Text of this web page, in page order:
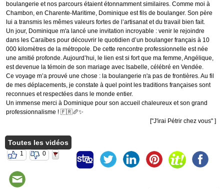
boulangerie et nos parcours étaient étonnamment similaires. Comme moi à
Chambon, en Charente-Maritime, Dominique est fils de boulanger. Son père
lui a transmis les mêmes valeurs fortes de l’artisanat et du travail bien fait.
​Un jour, Dominique m'a lancé une invitation incroyable : venir le rejoindre
dans les Caraïbes pour découvrir le quotidien d’un boulanger français à 10
000 kilomètres de la métropole. De cette rencontre professionnelle est née
une amitié profonde. Aujourd’hui, le lien est si fort que ma femme, Angélique,
est devenue la témoin de son mariage avec Isabelle, célébré en Vendée.
​Ce voyage m’a prouvé une chose : la boulangerie n'a pas de frontières. Au fil
de mes déplacements, je constate à quel point les traditions françaises sont
reconnues et respectées dans le monde entier.
​Un immense merci à Dominique pour son accueil chaleureux et son grand
professionnalisme ! 🇫🇷🥖✨
["J'irai Pétrir chez vous" ]
Toutes les vidéos
1 0